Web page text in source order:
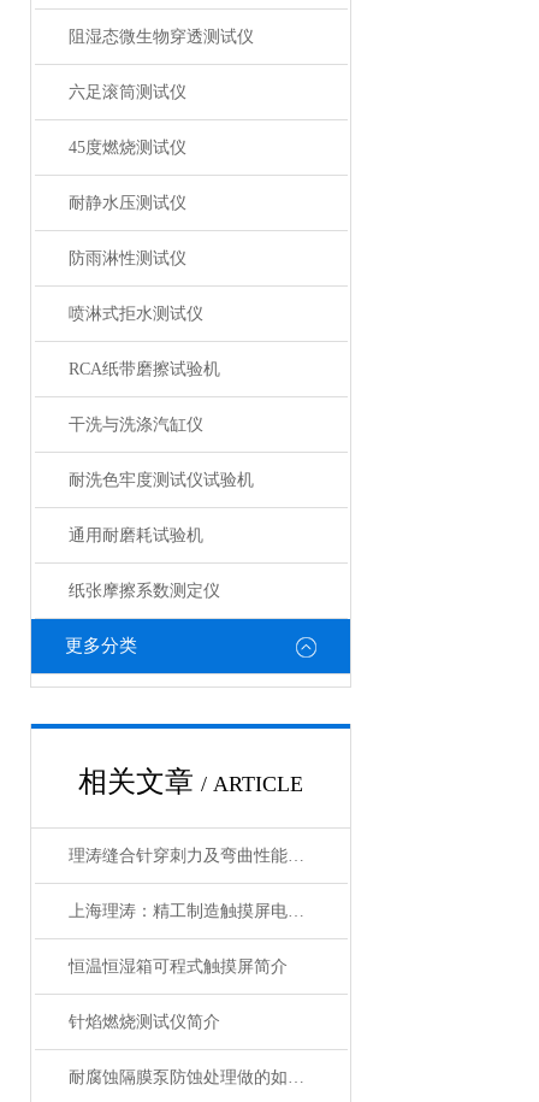
阻湿态微生物穿透测试仪
六足滚筒测试仪
45度燃烧测试仪
耐静水压测试仪
防雨淋性测试仪
喷淋式拒水测试仪
RCA纸带磨擦试验机
干洗与洗涤汽缸仪
耐洗色牢度测试仪试验机
通用耐磨耗试验机
纸张摩擦系数测定仪
更多分类
相关文章 / ARTICLE
理涛缝合针穿刺力及弯曲性能测试仪技术参数
上海理涛：精工制造触摸屏电动摩擦色牢度测试仪
恒温恒湿箱可程式触摸屏简介
针焰燃烧测试仪简介
耐腐蚀隔膜泵防蚀处理做的如何？